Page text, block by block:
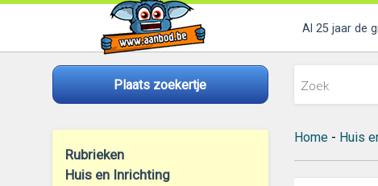
Al 25 jaar de
Plaats zoekertje
Rubrieken
Huis en Inrichting
Home- Huis